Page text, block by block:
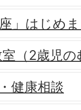
」はじめ
（2歳児
健康相談